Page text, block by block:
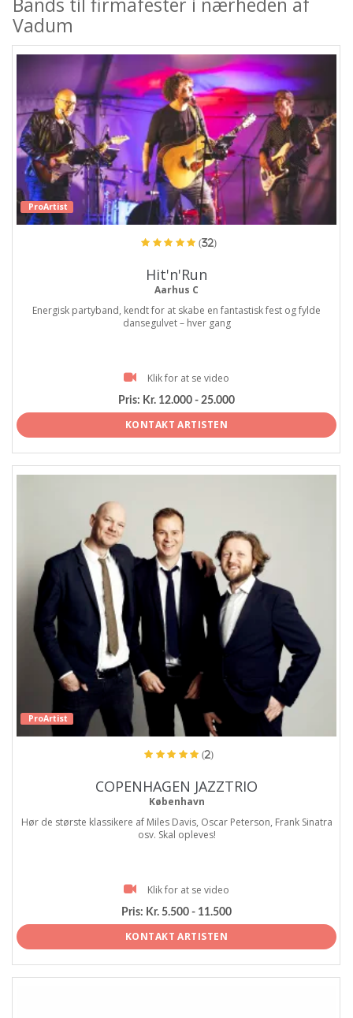
Vadum
ProArtist
(32)
Hit'n'Run
Aarhus C
Energisk partyband, kendt for at skabe en fantastisk fest og fylde
dansegulvet – hver gang
Klik for at se video
Pris: Kr. 12.000 - 25.000
KONTAKT ARTISTEN
ProArtist
(2)
COPENHAGEN JAZZTRIO
København
Hør de største klassikere af Miles Davis, Oscar Peterson, Frank Sinatra
osv. Skal opleves!
Klik for at se video
Pris: Kr. 5.500 - 11.500
KONTAKT ARTISTEN